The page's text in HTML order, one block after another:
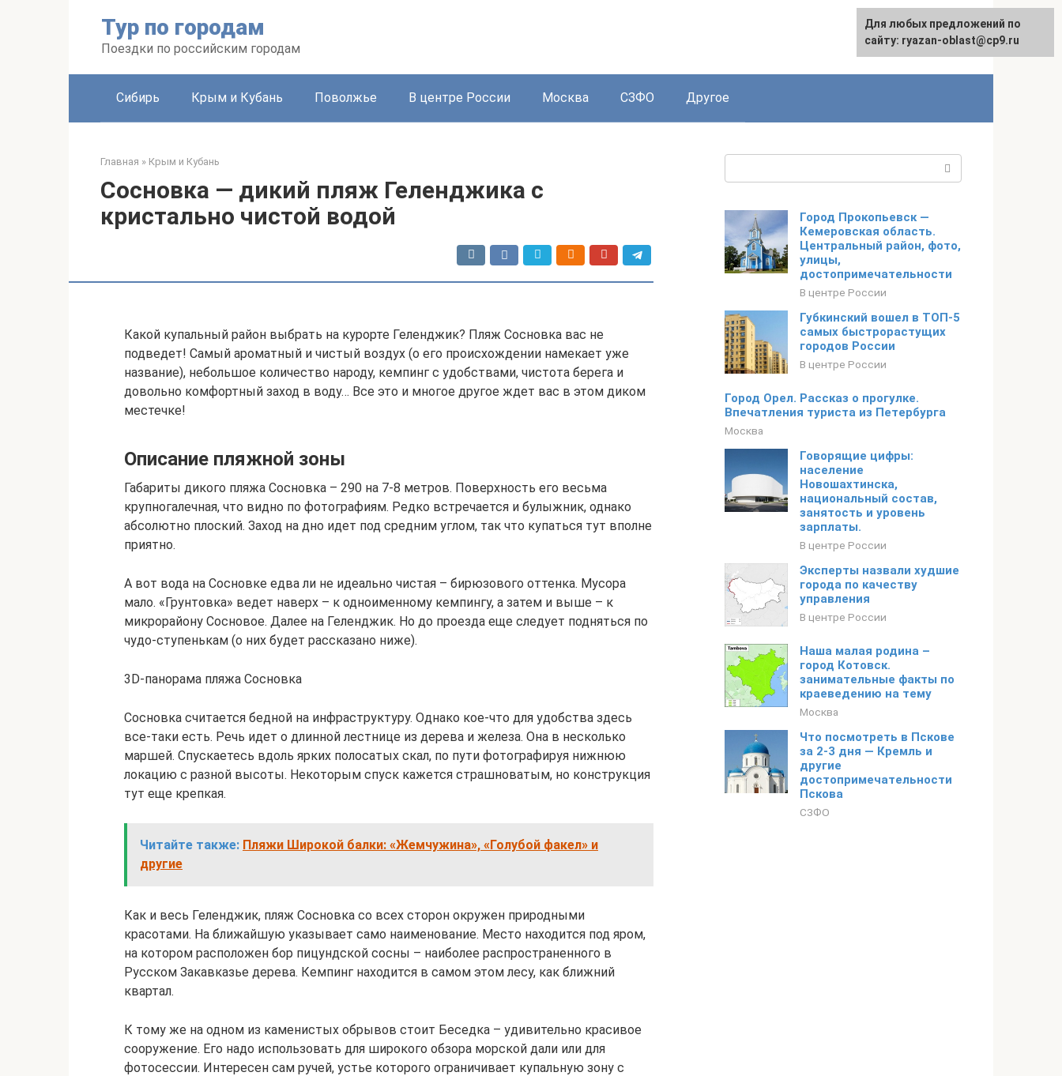
Тур по городам
Поездки по российским городам
Сибирь Крым и Кубань Поволжье В центре России Москва СЗФО Другое
Главная » Крым и Кубань
Сосновка — дикий пляж Геленджика с
кристально чистой водой
Какой купальный район выбрать на курорте Геленджик? Пляж Сосновка вас не
подведет! Самый ароматный и чистый воздух (о его происхождении намекает уже
название), небольшое количество народу, кемпинг с удобствами, чистота берега и
довольно комфортный заход в воду… Все это и многое другое ждет вас в этом диком
местечке!
Описание пляжной зоны
Габариты дикого пляжа Сосновка – 290 на 7-8 метров. Поверхность его весьма
крупногалечная, что видно по фотографиям. Редко встречается и булыжник, однако
абсолютно плоский. Заход на дно идет под средним углом, так что купаться тут вполне
приятно.
А вот вода на Сосновке едва ли не идеально чистая – бирюзового оттенка. Мусора
мало. «Грунтовка» ведет наверх – к одноименному кемпингу, а затем и выше – к
микрорайону Сосновое. Далее на Геленджик. Но до проезда еще следует подняться по
чудо-ступенькам (о них будет рассказано ниже).
3D-панорама пляжа Сосновка
Сосновка считается бедной на инфраструктуру. Однако кое-что для удобства здесь
все-таки есть. Речь идет о длинной лестнице из дерева и железа. Она в несколько
маршей. Спускаетесь вдоль ярких полосатых скал, по пути фотографируя нижнюю
локацию с разной высоты. Некоторым спуск кажется страшноватым, но конструкция
тут еще крепкая.
Читайте также: Пляжи Широкой балки: «Жемчужина», «Голубой факел» и
другие
Как и весь Геленджик, пляж Сосновка со всех сторон окружен природными
красотами. На ближайшую указывает само наименование. Место находится под яром,
на котором расположен бор пицундской сосны – наиболее распространенного в
Русском Закавказье дерева. Кемпинг находится в самом этом лесу, как ближний
квартал.
К тому же на одном из каменистых обрывов стоит Беседка – удивительно красивое
сооружение. Его надо использовать для широкого обзора морской дали или для
фотосессии. Интересен сам ручей, устье которого ограничивает купальную зону с
Город Прокопьевск —
Кемеровская область.
Центральный район, фото,
улицы,
достопримечательности
В центре России
Губкинский вошел в ТОП-5
самых быстрорастущих
городов России
В центре России
Город Орел. Рассказ о прогулке.
Впечатления туриста из Петербурга
Москва
Говорящие цифры:
население
Новошахтинска,
национальный состав,
занятость и уровень
зарплаты.
В центре России
Эксперты назвали худшие
города по качеству
управления
В центре России
Наша малая родина –
город Котовск.
занимательные факты по
краеведению на тему
Москва
Что посмотреть в Пскове
за 2-3 дня — Кремль и
другие
достопримечательности
Пскова
СЗФО
Для любых предложений по
сайту: ryazan-oblast@cp9.ru